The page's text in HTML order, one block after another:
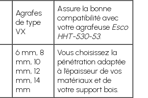
Agrafes
de type
VX
Assure la bonne
compatibilité avec
votre agrafeuse Esco
HHT-530-53.
6 mm, 8
mm, 10
mm, 12
mm, 14
mm
Vous choisissez la
pénétration adaptée
à l’épaisseur de vos
matériaux et de
votre support bois.